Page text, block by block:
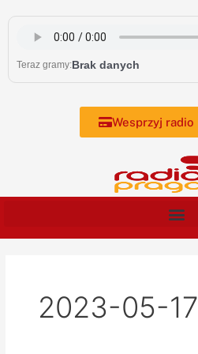
content
Teraz gramy:Brak danych
Wesprzyj radio
2023-05-17